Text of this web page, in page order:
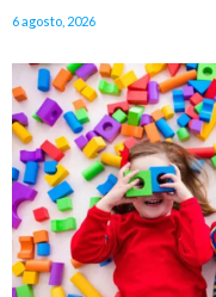
6 agosto, 2026